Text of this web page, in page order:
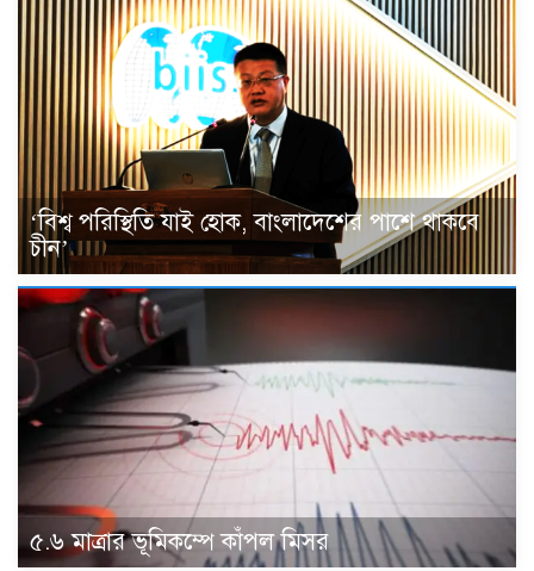
‘বিশ্ব পরিস্থিতি যাই হোক, বাংলাদেশের পাশে থাকবে
চীন’
৫.৬ মাত্রার ভূমিকম্পে কাঁপল মিসর